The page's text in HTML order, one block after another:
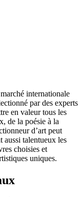
internationale
par des experts
en valeur tous les
de la poésie à la
d’art peut
aussi talentueux les
choisies et
uniques.